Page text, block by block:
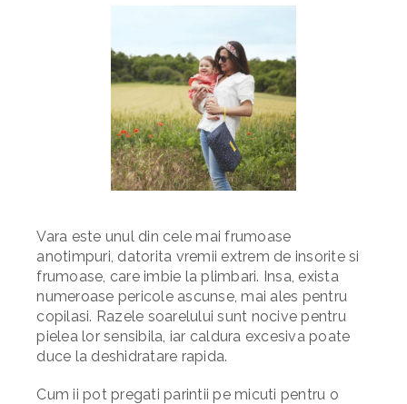
Vara este unul din cele mai frumoase
anotimpuri, datorita vremii extrem de insorite si
frumoase, care imbie la plimbari. Insa, exista
numeroase pericole ascunse, mai ales pentru
copilasi. Razele soarelului sunt nocive pentru
pielea lor sensibila, iar caldura excesiva poate
duce la deshidratare rapida.
Cum ii pot pregati parintii pe micuti pentru o